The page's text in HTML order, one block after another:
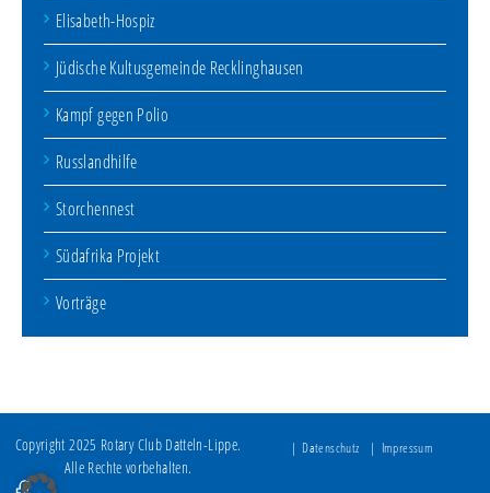
Elisabeth-Hospiz
Jüdische Kultusgemeinde Recklinghausen
Kampf gegen Polio
Russlandhilfe
Storchennest
Südafrika Projekt
Vorträge
Copyright 2025 Rotary Club Datteln-Lippe.
Alle Rechte vorbehalten.
Datenschutz Impressum